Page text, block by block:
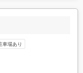
車場あり